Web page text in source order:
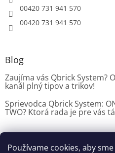
Používame cookies, aby
00420 731 941 570
00420 731 941 570
Blog
Zaujíma vás Qbrick System?
kanál plný tipov a trikov!
Sprievodca Qbrick System:
TWO? Ktorá rada je pre vás
Dílenské